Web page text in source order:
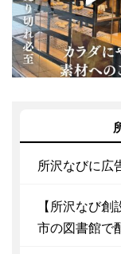
所沢なびに広
【所沢なび
市の図書館で